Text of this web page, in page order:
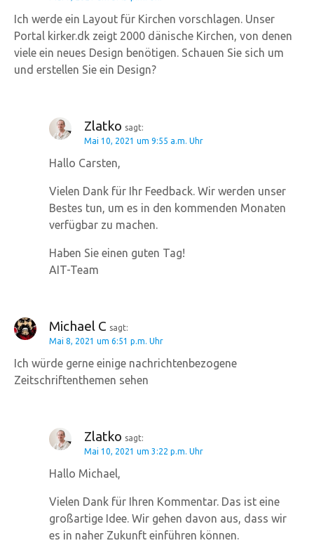
-
N
a
Ich werde ein Layout für Kirchen vorschlagen. Unser
Portal kirker.dk zeigt 2000 dänische Kirchen, von denen
viele ein neues Design benötigen. Schauen Sie sich um
und erstellen Sie ein Design?
Zlatko sagt:
Mai 10, 2021 um 9:55 a.m. Uhr
Hallo Carsten,
Vielen Dank für Ihr Feedback. Wir werden unser
Bestes tun, um es in den kommenden Monaten
verfügbar zu machen.
Haben Sie einen guten Tag!
AIT-Team
Michael C sagt:
Mai 8, 2021 um 6:51 p.m. Uhr
Ich würde gerne einige nachrichtenbezogene
Zeitschriftenthemen sehen
Zlatko sagt:
Mai 10, 2021 um 3:22 p.m. Uhr
Hallo Michael,
Vielen Dank für Ihren Kommentar. Das ist eine
großartige Idee. Wir gehen davon aus, dass wir
es in naher Zukunft einführen können.